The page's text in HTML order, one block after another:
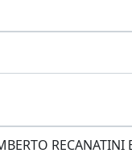
RECANATINI